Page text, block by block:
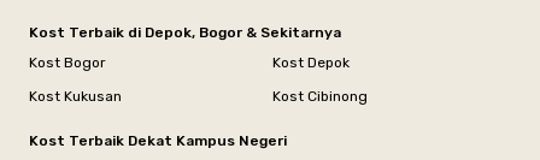
Kost Terbaik di Depok, Bogor & Sekitarnya
Kost Bogor
Kost Depok
Kost Kukusan
Kost Cibinong
Kost Terbaik Dekat Kampus Negeri